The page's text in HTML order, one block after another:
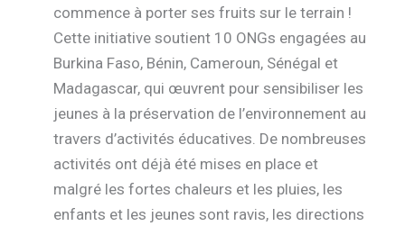
commence à porter ses fruits sur le terrain !
Cette initiative soutient 10 ONGs engagées au
Burkina Faso, Bénin, Cameroun, Sénégal et
Madagascar, qui œuvrent pour sensibiliser les
jeunes à la préservation de l’environnement au
travers d’activités éducatives. De nombreuses
activités ont déjà été mises en place et
malgré les fortes chaleurs et les pluies, les
enfants et les jeunes sont ravis, les directions